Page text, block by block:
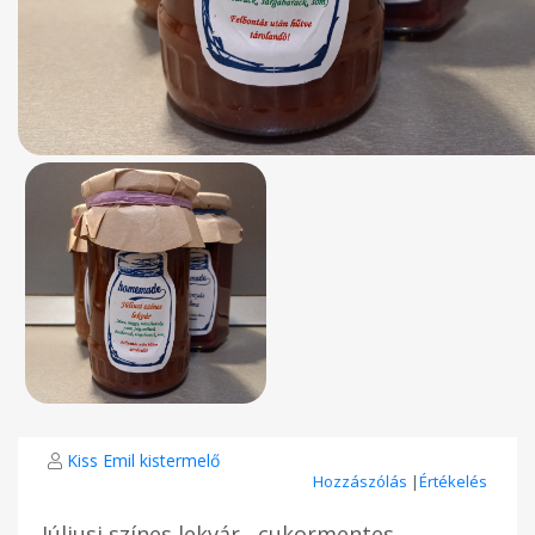
Kiss Emil kistermelő
Hozzászólás |Értékelés